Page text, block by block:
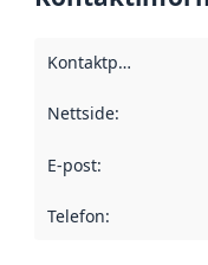
Kontaktpunkt
Nettside:
E-post:
Telefon: